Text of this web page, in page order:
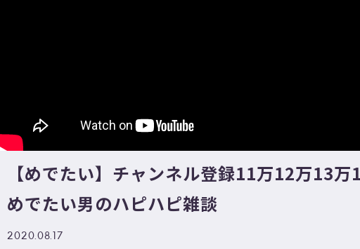
【めでたい】チャンネル登録11万12万13
めでたい男のハピハピ雑談
2020.08.17